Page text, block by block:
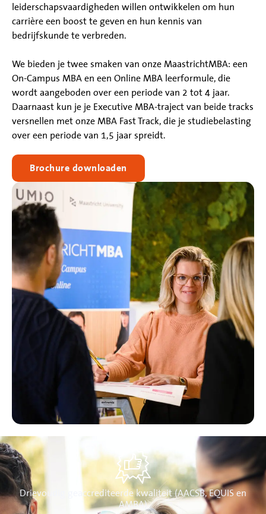
leiderschapsvaardigheden willen ontwikkelen om hun
carrière een boost te geven en hun kennis van
bedrijfskunde te verbreden.
We bieden je twee smaken van onze MaastrichtMBA: een
On-Campus MBA en een Online MBA leerformule, die
wordt aangeboden over een periode van 2 tot 4 jaar.
Daarnaast kun je je Executive MBA-traject van beide tracks
versnellen met onze MBA Fast Track, die je studiebelasting
over een periode van 1,5 jaar spreidt.
Brochure downloaden
Drievoudig geaccrediteerde kwaliteit (AACSB, EQUIS en
AMBA)